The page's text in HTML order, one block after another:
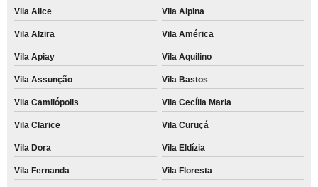
Vila Alice Vila Alpina
Vila Alzira Vila América
Vila Apiay Vila Aquilino
Vila Assunção Vila Bastos
Vila Camilópolis Vila Cecília Maria
Vila Clarice Vila Curuçá
Vila Dora Vila Eldízia
Vila Fernanda Vila Floresta